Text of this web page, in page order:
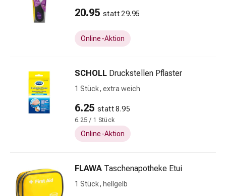
Augentropfen
Augenentzündung
Augenverband
Augenhygiene
Grippe
Erkältung
Hustenbonbons
Halsschmerzen
Grippe-
Erkältungsbeschwerden
Husten
Inhalationsgerät
&
Zubehör
20.95 statt 29.95
Online-Aktion
SCHOLL Druckstellen Pflaster
1 Stück, extra weich
6.25 statt 8.95
6.25 / 1 Stück
Online-Aktion
FLAWA Taschenapotheke Etui
1 Stück, hellgelb